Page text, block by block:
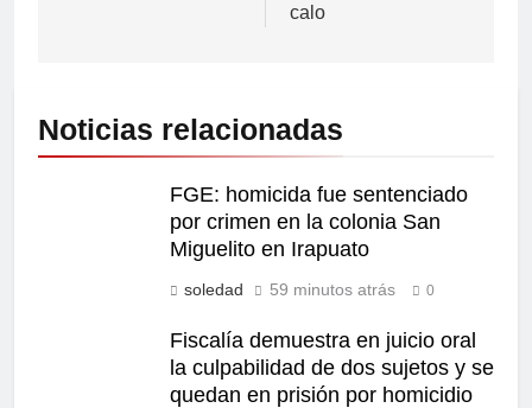
calo
Noticias relacionadas
FGE: homicida fue sentenciado
por crimen en la colonia San
Miguelito en Irapuato
soledad 59 minutos atrás 0
Fiscalía demuestra en juicio oral
la culpabilidad de dos sujetos y se
quedan en prisión por homicidio